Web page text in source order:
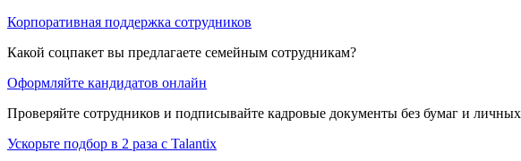
Корпоративная поддержка сотрудников
Какой соцпакет вы предлагаете семейным сотрудникам?
Оформляйте кандидатов онлайн
Проверяйте сотрудников и подписывайте кадровые документы без бумаг и
Ускорьте подбор в 2 раза с Talantix